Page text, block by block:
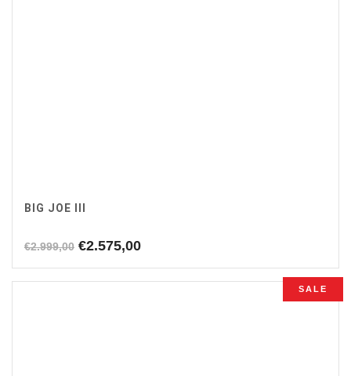
BIG JOE III
€2.999,00 Oorspronkelijke
was:
€2.575,00Huidige
is:
SALE